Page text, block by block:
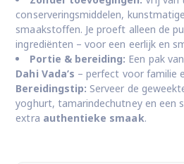
conserveringsmiddelen,
smaakstoffen. Je proeft alleen de
ingrediënten – voor een eerlijk en
Portie & bereiding: Een pak
Dahi Vada’s – perfect voor familie
Bereidingstip: Serveer de
yoghurt, tamarindechutney en een
extra authentieke smaak.